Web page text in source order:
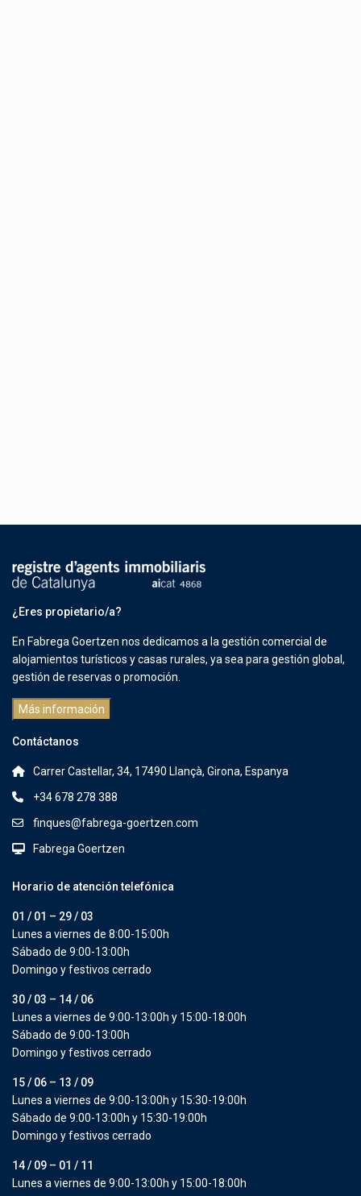
¿Eres propietario/a?
En Fabrega Goertzen nos dedicamos a la gestión comercial de
alojamientos turísticos y casas rurales, ya sea para gestión global,
gestión de reservas o promoción.
Más información
Contáctanos
Carrer Castellar, 34, 17490 Llançà, Girona, Espanya
+34 678 278 388
finques@fabrega-goertzen.com
Fabrega Goertzen
Horario de atención telefónica
01 / 01 – 29 / 03
Lunes a viernes de 8:00-15:00h
Sábado de 9:00-13:00h
Domingo y festivos cerrado
30 / 03 – 14 / 06
Lunes a viernes de 9:00-13:00h y 15:00-18:00h
Sábado de 9:00-13:00h
Domingo y festivos cerrado
15 / 06 – 13 / 09
Lunes a viernes de 9:00-13:00h y 15:30-19:00h
Sábado de 9:00-13:00h y 15:30-19:00h
Domingo y festivos cerrado
14 / 09 – 01 / 11
Lunes a viernes de 9:00-13:00h y 15:00-18:00h